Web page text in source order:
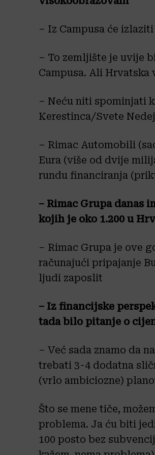
– Iz Campusa će
– To zemljište je uvije
Campusa. Ali Hrvatska
– Neću niti spominjati
Kerestinca/Svete
– Rimac Automobili
Eura (više od dvije
rundu financiranja
– Rimac Grupa danas
kojih je oko 1.200 u
– Rimac Grupa je ove
računajući pripajanje
ljudi zaposlit
– Iz financijske
tada bilo pitanje o
– Već sada znamo da
trebati 3-4 dodatna
(vrlo ambiciozne)
Što se mene tiče,
problema. Ja ću biti
100 posto bez